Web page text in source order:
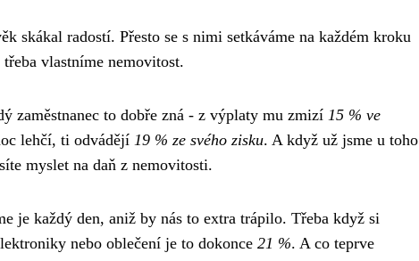
skákal radostí. Přesto se s nimi setkáváme na každém kroku
vlastníme nemovitost.
zaměstnanec to dobře zná - z výplaty mu zmizí 15 % ve
lehčí, ti odvádějí 19 % ze svého zisku. A když už jsme u toho
myslet na daň z nemovitosti.
je každý den, aniž by nás to extra trápilo. Třeba když si
nebo oblečení je to dokonce 21 %. A co teprve